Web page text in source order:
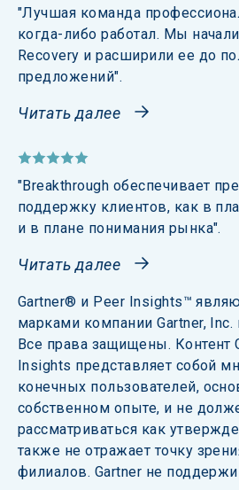
"Лучшая команда
когда-либо работал. Мы
Recovery и расширили ее до
предложений".
Читать далее
"Breakthrough обеспечивает
поддержку клиентов, как в
и в плане понимания рынка".
Читать далее
Gartner® и Peer Insights™
марками компании Gartner,
Все права защищены. Контент
Insights представляет собой
конечных пользователей,
собственном опыте, и не
рассматриваться как
также не отражает точку
филиалов. Gartner не